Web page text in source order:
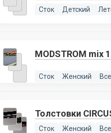
Сток Детский
MODSTROM mix
Сток Женский
Толстовки
Сток Женский